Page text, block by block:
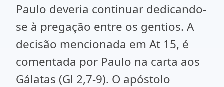
Paulo deveria continuar dedicando-
se à pregação entre os gentios. A
decisão mencionada em At 15, é
comentada por Paulo na carta aos
Gálatas (Gl 2,7-9). O apóstolo